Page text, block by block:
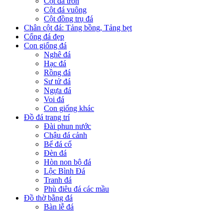
Cột đá vuông
Cột đồng trụ đá
Chân cột đá: Tảng bồng, Tảng bẹt
Cổng đá đẹp
Con giống đá
Nghê đá
Hạc đá
Rồng đá
Sư tử đá
Ngựa đá
Voi đá
Con giống khác
Đồ đá trang trí
Đài phun nước
Chậu đá cảnh
Bể đá cổ
Đèn đá
Hòn non bộ đá
Lộc Bình Đá
Tranh đá
Phù điêu đá các mầu
Đồ thờ bằng đá
Bàn lễ đá